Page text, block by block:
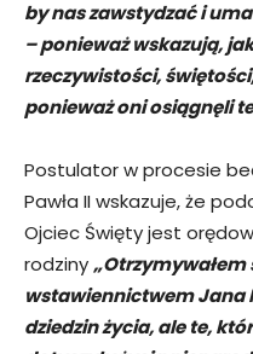
by nas zawstydzać i
– ponieważ wskazują,
rzeczywistości,
ponieważ oni osiągnęli
Postulator w procesie
Pawła II wskazuje, że
Ojciec Święty jest
rodziny „Otrzymywałem
wstawiennictwem Jana
dziedzin życia, ale te,